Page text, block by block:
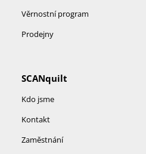
Věrnostní program
Prodejny
SCANquilt
Kdo jsme
Kontakt
Zaměstnání